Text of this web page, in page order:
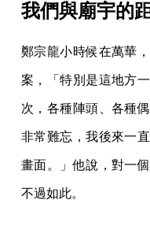
我們與廟宇的
鄭宗龍小時候在萬華
案，「特別是這地方
次，各種陣頭、各種
非常難忘，我後來一
畫面。」他說，對一
不過如此。